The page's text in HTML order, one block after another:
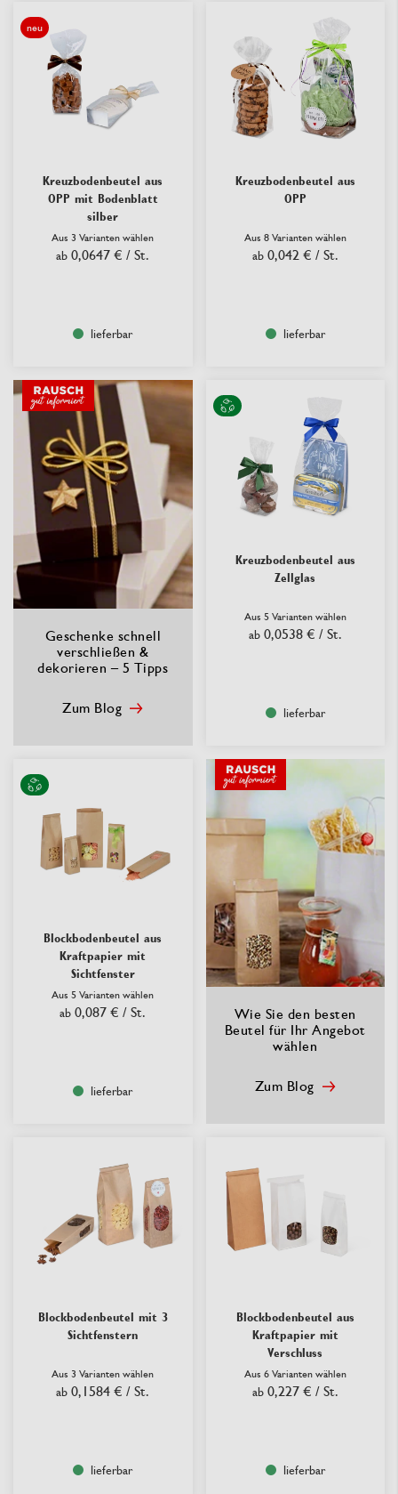
neu
Kreuzbodenbeutel aus
OPP mit Bodenblatt
silber
Aus 3 Varianten wählen
ab 0,0647 € / St.
lieferbar
Kreuzbodenbeutel aus
OPP
Aus 8 Varianten wählen
ab 0,042 € / St.
lieferbar
Geschenke schnell
verschließen &
dekorieren – 5 Tipps
Zum Blog
Kreuzbodenbeutel aus
Zellglas
Aus 5 Varianten wählen
ab 0,0538 € / St.
lieferbar
Blockbodenbeutel aus
Kraftpapier mit
Sichtfenster
Aus 5 Varianten wählen
ab 0,087 € / St.
lieferbar
Wie Sie den besten
Beutel für Ihr Angebot
wählen
Zum Blog
Blockbodenbeutel mit 3
Sichtfenstern
Aus 3 Varianten wählen
ab 0,1584 € / St.
lieferbar
Blockbodenbeutel aus
Kraftpapier mit
Verschluss
Aus 6 Varianten wählen
ab 0,227 € / St.
lieferbar